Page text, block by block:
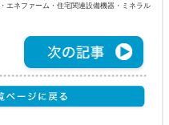
エネファーム・住宅関連設備機器・ミネラル